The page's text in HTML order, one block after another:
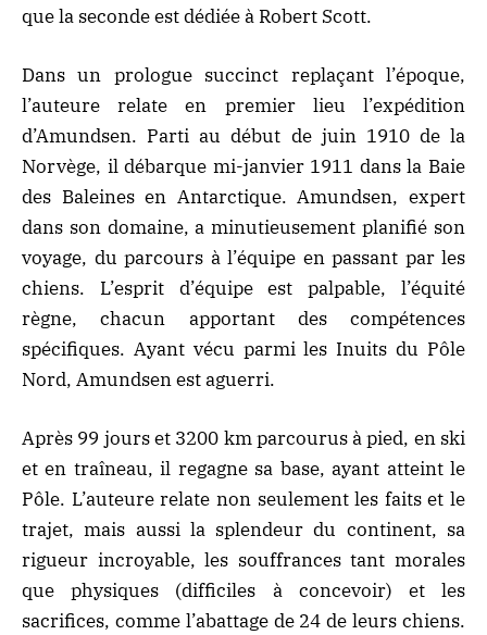
que la seconde est dédiée à Robert Scott.
Dans un prologue succinct replaçant l’époque,
l’auteure relate en premier lieu l’expédition
d’Amundsen. Parti au début de juin 1910 de la
Norvège, il débarque mi-janvier 1911 dans la Baie
des Baleines en Antarctique. Amundsen, expert
dans son domaine, a minutieusement planifié son
voyage, du parcours à l’équipe en passant par les
chiens. L’esprit d’équipe est palpable, l’équité
règne, chacun apportant des compétences
spécifiques. Ayant vécu parmi les Inuits du Pôle
Nord, Amundsen est aguerri.
Après 99 jours et 3200 km parcourus à pied, en ski
et en traîneau, il regagne sa base, ayant atteint le
Pôle. L’auteure relate non seulement les faits et le
trajet, mais aussi la splendeur du continent, sa
rigueur incroyable, les souffrances tant morales
que physiques (difficiles à concevoir) et les
sacrifices, comme l’abattage de 24 de leurs chiens.